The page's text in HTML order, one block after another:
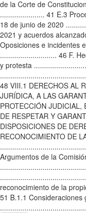
de la Corte de
...................... 41 E.3
18 de junio de 2020
2021 y acuerdos
Oposiciones e incidentes
............................ 46 F.
y protesta
48 VIII.1 DERECHOS AL
JURÍDICA, A LAS
PROTECCIÓN JUDICIAL,
DE RESPETAR Y
DISPOSICIONES DE
RECONOCIMIENTO DE
Argumentos de la
reconocimiento de la
51 B.1.1 Consideraciones